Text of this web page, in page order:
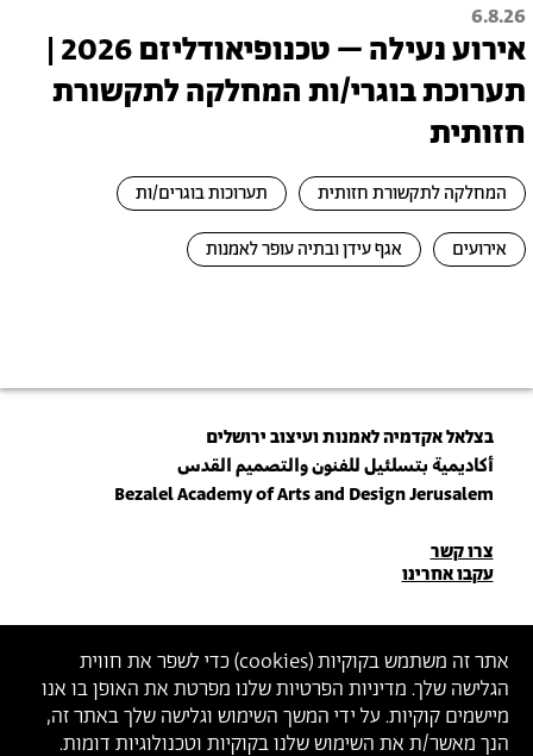
אתר זה משתמש בקוקיות (cookies) כדי לשפר את חווית
הגלישה שלך. מדיניות הפרטיות שלנו מפרטת את האופן בו אנו
מיישמים קוקיות. על ידי המשך השימוש וגלישה שלך באתר זה,
הנך מאשר/ת את השימוש שלנו בקוקיות וטכנולוגיות דומות.
6.8.26
אירוע נעילה – טכנופיאודליזם 2026 |
תערוכת בוגרי/ות המחלקה לתקשורת
חזותית
המחלקה לתקשורת חזותית תערוכות בוגרים/ות
אירועים אגף עידן ובתיה עופר לאמנות
בצלאל אקדמיה לאמנות ועיצוב ירושלים
أكاديمية بتسلئيل للفنون والتصميم القدس
Bezalel Academy of Arts and Design Jerusalem
פרטי
יצירת
קשר
צרו קשר
עקבו אחרינו
הצטרפו לניוזלטר שלנו
הכניסו כתובת מייל
ההצטרפות מהווה הסכמה למדיניות הפרטיות ול תנאי השימוש של בצלאל